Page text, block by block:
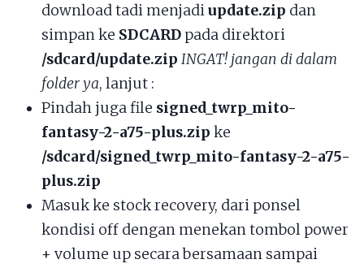
download tadi menjadiupdate.zip dan
simpan ke SDCARD pada direktori
/sdcard/update.zip INGAT! jangan di dalam
folder ya, lanjut :
Pindah juga file signed_twrp_mito-
fantasy-2-a75-plus.zip ke
/sdcard/signed_twrp_mito-fantasy-2-a75-
plus.zip
Masuk ke stock recovery, dari ponsel
kondisi off dengan menekan tombol power
+ volume up secara bersamaan sampai